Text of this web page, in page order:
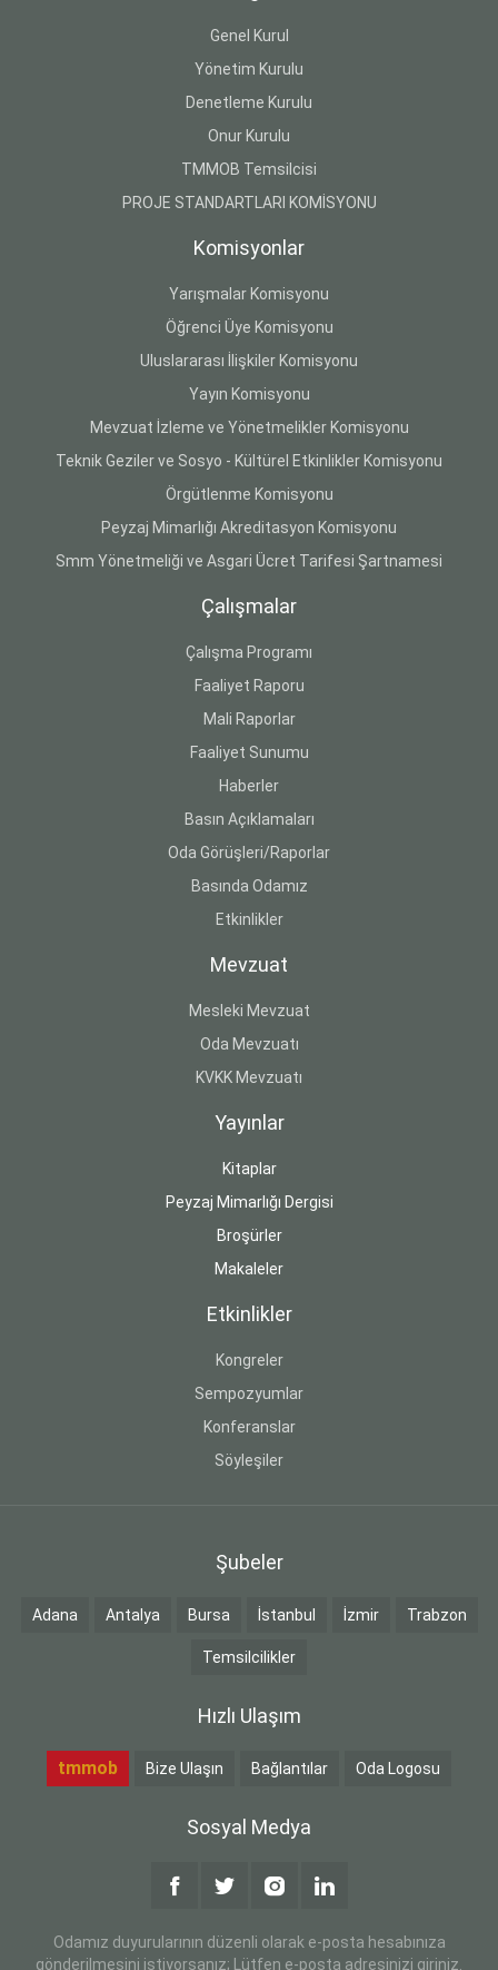
Genel Kurul
Yönetim Kurulu
Denetleme Kurulu
Onur Kurulu
TMMOB Temsilcisi
PROJE STANDARTLARI KOMİSYONU
Komisyonlar
Yarışmalar Komisyonu
Öğrenci Üye Komisyonu
Uluslararası İlişkiler Komisyonu
Yayın Komisyonu
Mevzuat İzleme ve Yönetmelikler Komisyonu
Teknik Geziler ve Sosyo - Kültürel Etkinlikler Komisyonu
Örgütlenme Komisyonu
Peyzaj Mimarlığı Akreditasyon Komisyonu
Smm Yönetmeliği ve Asgari Ücret Tarifesi Şartnamesi
Çalışmalar
Çalışma Programı
Faaliyet Raporu
Mali Raporlar
Faaliyet Sunumu
Haberler
Basın Açıklamaları
Oda Görüşleri/Raporlar
Basında Odamız
Etkinlikler
Mevzuat
Mesleki Mevzuat
Oda Mevzuatı
KVKK Mevzuatı
Yayınlar
Kitaplar
Peyzaj Mimarlığı Dergisi
Broşürler
Makaleler
Etkinlikler
Kongreler
Sempozyumlar
Konferanslar
Söyleşiler
Şubeler
Adana Antalya Bursa İstanbul İzmir Trabzon
Temsilcilikler
Hızlı Ulaşım
tmmob Bize Ulaşın Bağlantılar Oda Logosu
Sosyal Medya
Odamız duyurularının düzenli olarak e-posta hesabınıza
gönderilmesini istiyorsanız; Lütfen e-posta adresinizi giriniz.